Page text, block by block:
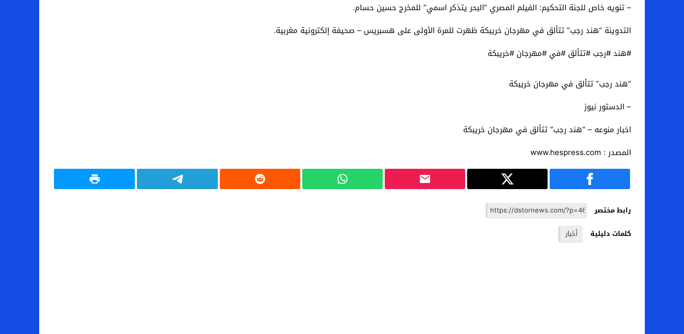
– تنويه خاص للجنة التحكيم: الفيلم المصري “البحر يتذكر اسمي” للمخرج حسين حسام.
التدوينة “هند رجب” تتألق في مهرجان خريبكة ظهرت للمرة الأولى على هسبريس – صحيفة إلكترونية مغربية.
#هند #رجب #تتألق #في #مهرجان #خريبكة
“هند رجب” تتألق في مهرجان خريبكة
– الدستور نيوز
اخبار منوعه – “هند رجب” تتألق في مهرجان خريبكة
المصدر : www.hespress.com
رابط مختصر
كلمات دليلية
أخبار